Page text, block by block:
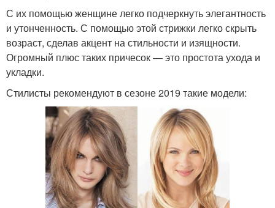
С их помощью женщине легко подчеркнуть элегантность
и утонченность. С помощью этой стрижки легко скрыть
возраст, сделав акцент на стильности и изящности.
Огромный плюс таких причесок — это простота ухода и
укладки.
Стилисты рекомендуют в сезоне 2019 такие модели: